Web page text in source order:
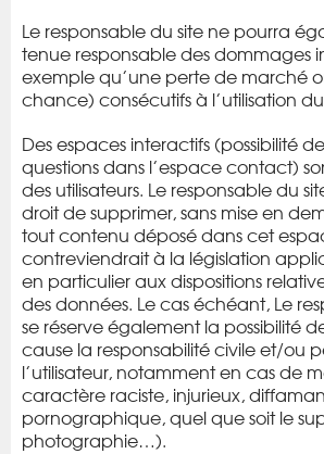
Le responsable du site ne pourra
tenue responsable des dommages
exemple qu’une perte de marché
chance) consécutifs à l’utilisation
Des espaces interactifs (possibilité
questions dans l’espace contact)
des utilisateurs. Le responsable du
droit de supprimer, sans mise en
tout contenu déposé dans cet
contreviendrait à la législation
en particulier aux dispositions
des données. Le cas échéant, Le
se réserve également la possibilité
cause la responsabilité civile et/ou
l’utilisateur, notamment en cas de
caractère raciste, injurieux,
pornographique, quel que soit le
photographie…).